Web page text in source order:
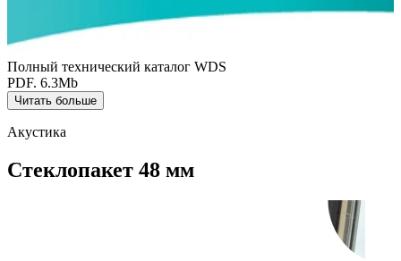
Полный технический каталог WDS
PDF. 6.3Mb
Читать больше
Акустика
Стеклопакет 48 мм